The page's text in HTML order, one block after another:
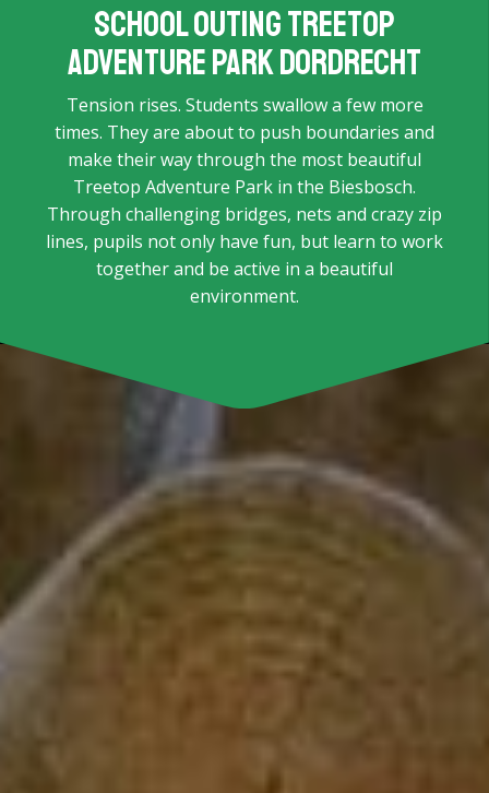
School outing Treetop
Adventure Park Dordrecht
Tension rises. Students swallow a few more
times. They are about to push boundaries and
make their way through the most beautiful
Treetop Adventure Park in the Biesbosch.
Through challenging bridges, nets and crazy zip
lines, pupils not only have fun, but learn to work
together and be active in a beautiful
environment.